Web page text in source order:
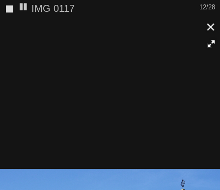
13/28
◼ IMG 0124